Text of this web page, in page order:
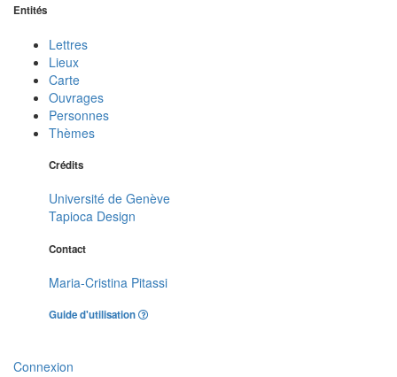
Entités
Lettres
Lieux
Carte
Ouvrages
Personnes
Thèmes
Crédits
Université de Genève
Tapioca Design
Contact
Maria-Cristina Pitassi
Guide d'utilisation
Connexion